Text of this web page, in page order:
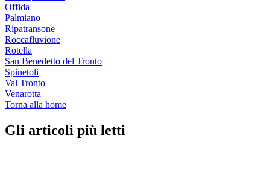
Offida
Palmiano
Ripatransone
Roccafluvione
Rotella
San Benedetto del Tronto
Spinetoli
Val Tronto
Venarotta
Torna alla home
Gli articoli più letti